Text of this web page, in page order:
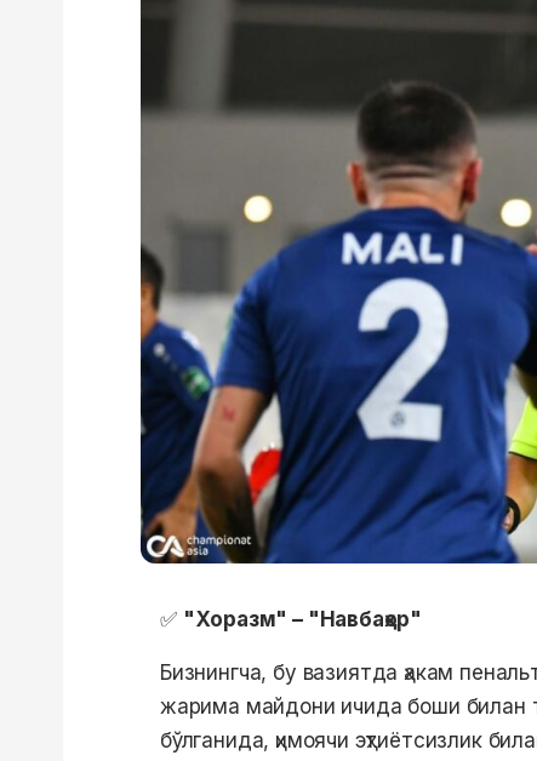
✅ "Хоразм" – "Навбаҳор"
Бизнингча, бу вазиятда ҳакам
жарима майдони ичида боши билан
бўлганида, ҳимоячи эҳтиётсизлик